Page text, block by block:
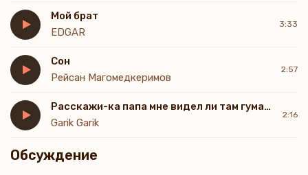
Мой брат
EDGAR
3:33
Сон
Рейсан Магомедкеримов
2:57
Расскажи-ка папа мне видел ли там гуманоидов
Garik Garik
2:16
Обсуждение